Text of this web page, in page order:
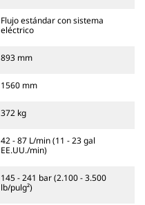
Flujo estándar con sistema
eléctrico
893 mm
1560 mm
372 kg
42 - 87 L/min (11 - 23 gal
EE.UU./min)
145 - 241 bar (2.100 - 3.500
lb/pulg²)